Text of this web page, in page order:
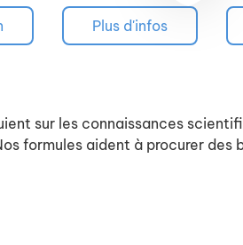
Plus d'infos
sur les connaissances
formules aident à procurer